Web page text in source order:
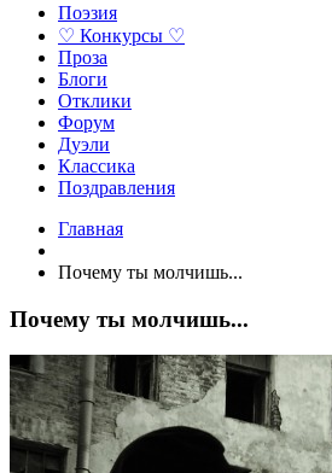
Поэзия
♡ Конкурсы ♡
Проза
Блоги
Отклики
Форум
Дуэли
Классика
Поздравления
Главная
Почему ты молчишь...
Почему ты молчишь...